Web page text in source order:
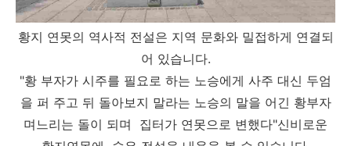
황지 연못의 역사적 전설은 지역 문화와 밀접하게 연결되
어 있습니다.
"황 부자가 시주를 필요로 하는 노승에게 사주 대신 두엄
을 퍼 주고 뒤 돌아보지 말라는 노승의 말을 어긴 황부자
며느리는 돌이 되며 집터가 연못으로 변했다"신비로운